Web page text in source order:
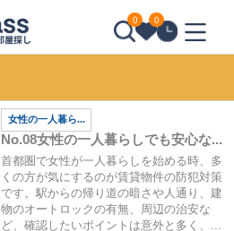
0 0
女性の一人暮ら...
No.08女性の一人暮らしでも安心な...
首都圏で女性が一人暮らしを始める時、多
くの方が気にするのが賃貸物件の防犯対策
です。駅からの帰り道の暗さや人通り、建
物のオートロックの有無、周辺の治安な
ど、確認したいポイントは意外と多く、...